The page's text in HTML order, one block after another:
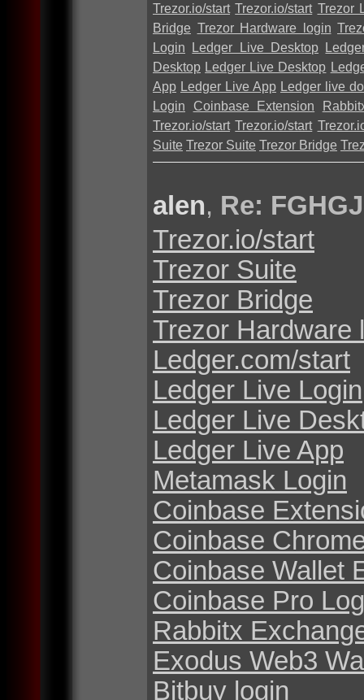
Trezor.io/start Trezor.io/start Trezor
Bridge Trezor Hardware login
Login
Ledger Live Desktop
Desktop Ledger Live Desktop
App Ledger Live App Ledger live
Login
Coinbase Extension
Trezor.io/start Trezor.io/start
Suite Trezor Suite Trezor Bridge
alen, Re: FGHGJ
Trezor.io/start
Trezor Suite
Trezor Bridge
Trezor Hardware
Ledger.com/start
Ledger Live Login
Ledger Live
Ledger Live App
Metamask Login
Coinbase
Coinbase
Coinbase Wallet
Coinbase Pro
Rabbitx
Exodus Web3
Bitbuy login